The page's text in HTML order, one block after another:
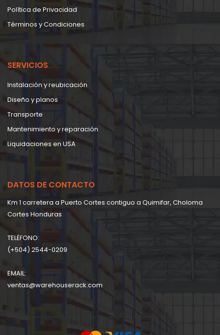
Política de Privacidad
Términos y Condiciones
SERVICIOS
Instalación y reubicación
Diseño y planos
Transporte
Mantenimiento y reparación
Liquidaciones en USA
DATOS DE CONTACTO
Km 1 carretera a Puerto Cortes contiguo a Quimifar, Choloma
Cortes Honduras
TELÉFONO:
(+504) 2544-0209
EMAIL:
ventas@warehouserack.com